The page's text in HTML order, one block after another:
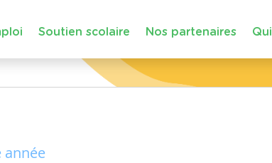
Soutien scolaire Nos partenaires
année